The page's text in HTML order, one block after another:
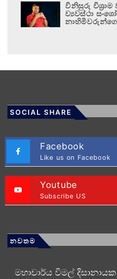
විනිසුරු විශ්‍රාම
ව්‍යවස්ථා
SOCIAL SHARE
Facebook
Like us on Facebook
Youtube
Subscribe US
නවතම
මහාචාර්ය විමල් දිසානායක